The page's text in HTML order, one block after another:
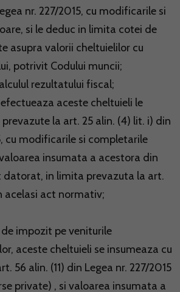
nr. 227/2015, cu modificarile si
si le deduc in limita cotei de
asupra valorii cheltuielilor cu
potrivit Codului muncii;
rezultatului fiscal;
aceste cheltuieli le
la art. 25 alin. (4) lit. i) din
cu modificarile si completarile
insumata a acestora din
in limita prevazuta la art.
acelasi act normativ;
impozit pe veniturile
aceste cheltuieli se insumeaza cu
56 alin. (11) din Legea nr. 227/2015
private) , si valoarea insumata a